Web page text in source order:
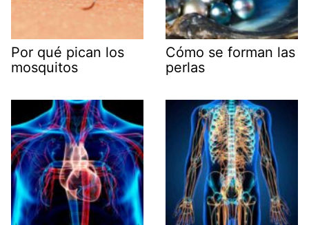
Por qué pican los
mosquitos
Cómo se forman las
perlas